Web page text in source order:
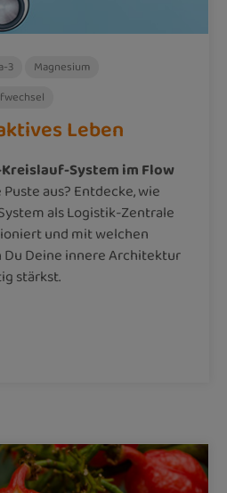
3
Magnesium
Leben
System im Flow
aus? Entdecke, wie
als Logistik-Zentrale
und mit welchen
Deine innere Architektur
stärkst.